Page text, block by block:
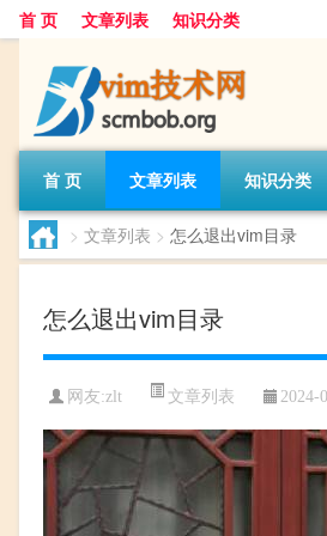
首 页 文章列表 知识分类
首 页 文章列表 知识分类
> 文章列表 > 怎么退出vim目录
怎么退出vim目录
网友:zlt 文章列表 2024-